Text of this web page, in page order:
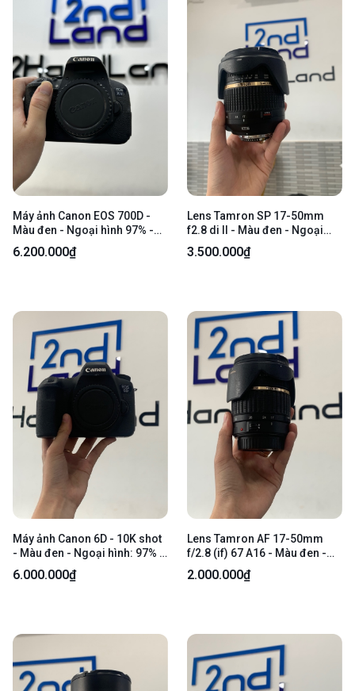
Máy ảnh Canon EOS 700D -
Màu đen - Ngoại hình 97% -
Bụi ống ngắm - Kèm túi đựng
+ 1 Sạc + 2 Pin + Lens Canon
SL03 Spark Lite
6.200.000₫
Lens Tamron SP 17-50mm
f2.8 di II - Màu đen - Ngoại
hình: 98% - Body
3.500.000₫
Máy ảnh Canon 6D - 10K shot
- Màu đen - Ngoại hình: 97% -
Kèm 1 pin + sạc
6.000.000₫
Lens Tamron AF 17-50mm
f/2.8 (if) 67 A16 - Màu đen -
Ngoại hình: 98% - Body
2.000.000₫